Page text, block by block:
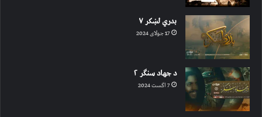
بدري لښکر ۷
17 جولای 2024
د جهاد سنګر ۲
7 اگست 2024